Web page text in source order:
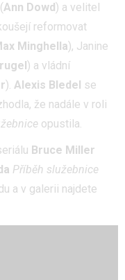
Ann Dowd ) a velitel
reformovat
Minghella), Janine
) a vládní
). Alexis Bledel se
že nadále v roli
opustila.
Bruce Miller
Příběh služebnice
a v galerii najdete